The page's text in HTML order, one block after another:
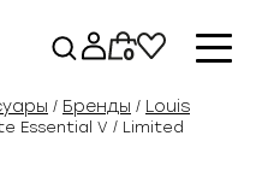
0
/ Бренды / Louis
Essential V / Limited